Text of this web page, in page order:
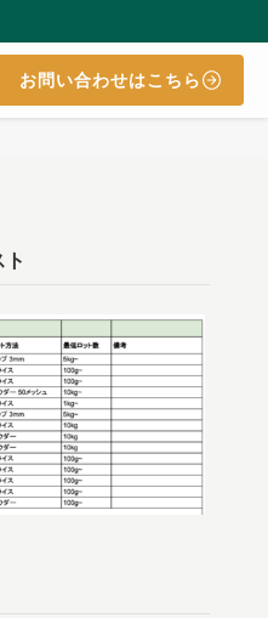
お問い合わせはこちら